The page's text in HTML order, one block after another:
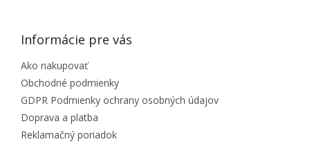
Informácie pre vás
Ako nakupovať
Obchodné podmienky
GDPR Podmienky ochrany osobných údajov
Doprava a platba
Reklamačný poriadok